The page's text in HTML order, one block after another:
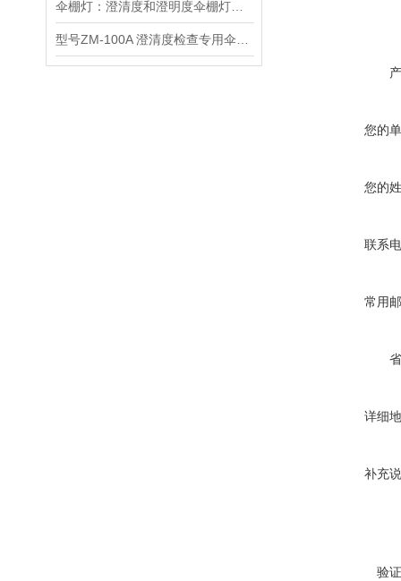
您的
您的
联系
常用
详细
补充
验